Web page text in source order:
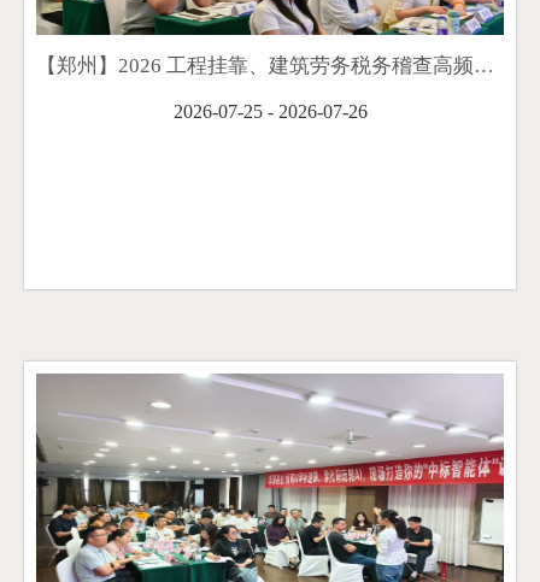
【郑州】2026 工程挂靠、建筑劳务税务稽查高频风险应对及税负合规构建顺利举办
2026-07-25 - 2026-07-26